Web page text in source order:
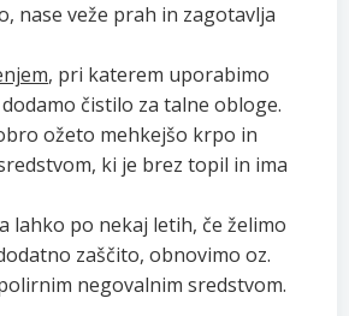
nase veže prah in zagotavlja
, pri katerem uporabimo
čistilo za talne obloge.
ožeto mehkejšo krpo in
ki je brez topil in ima
lahko po nekaj letih, če želimo
zaščito, obnovimo oz.
negovalnim sredstvom.